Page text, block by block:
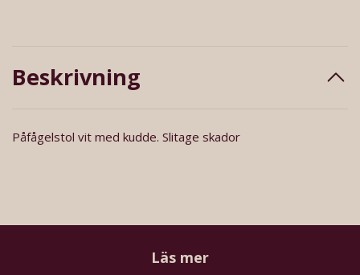
Beskrivning
Påfågelstol vit med kudde. Slitage skador
Läs mer